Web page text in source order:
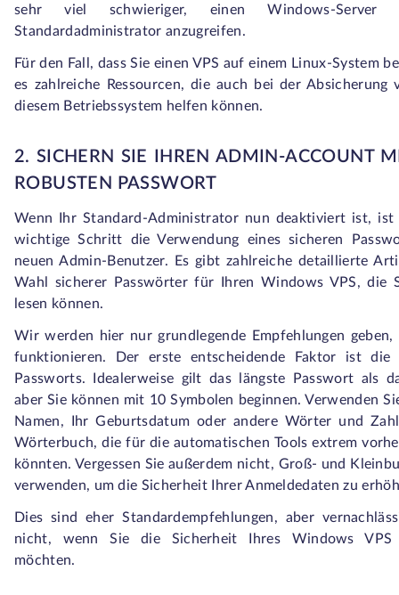
sehr viel schwieriger, einen Windows-Server
Standardadministrator anzugreifen.
Für den Fall, dass Sie einen VPS auf einem Linux-System
es zahlreiche Ressourcen, die auch bei der Absicherung
diesem Betriebssystem helfen können.
2. SICHERN SIE IHREN ADMIN-ACCOUNT
ROBUSTEN PASSWORT
Wenn Ihr Standard-Administrator nun deaktiviert ist, ist
wichtige Schritt die Verwendung eines sicheren
neuen Admin-Benutzer. Es gibt zahlreiche detaillierte
Wahl sicherer Passwörter für Ihren Windows VPS, die
lesen können.
Wir werden hier nur grundlegende Empfehlungen
funktionieren. Der erste entscheidende Faktor ist die
Passworts. Idealerweise gilt das längste Passwort als
aber Sie können mit 10 Symbolen beginnen. Verwenden
Namen, Ihr Geburtsdatum oder andere Wörter und
Wörterbuch, die für die automatischen Tools extrem
könnten. Vergessen Sie außerdem nicht, Groß- und
verwenden, um die Sicherheit Ihrer Anmeldedaten zu
Dies sind eher Standardempfehlungen, aber
nicht, wenn Sie die Sicherheit Ihres Windows VPS
möchten.